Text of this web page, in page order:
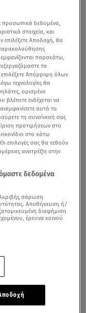
δεδομένα,
στοιχεία, και
Αποδοχή, θα
παρακάτω,
τα
Απόρριψη όλων
τεχνολογίες θα
ορισμένο
βλέπετε ενδέχεται να
αυτό το
τη συναίνεσή σας
προτιμήσεων στο
στο κάτω
επιλογές σας θα τεθούν
ανατρέξτε στην
δεδομένα
σάρωση
Αποθήκευση ή/
διαφήμιση
έρευνα κοινού